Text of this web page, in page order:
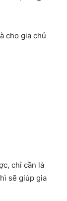
cho gia chủ
chỉ cần là
sẽ giúp gia